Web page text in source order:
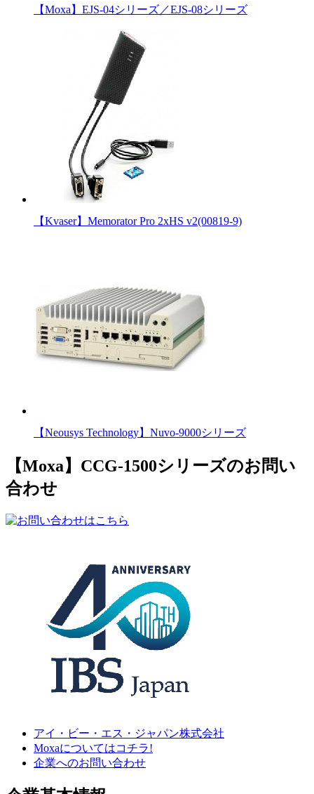
【Moxa】EJS-04シリーズ／EJS-08シリーズ
【Kvaser】Memorator Pro 2xHS v2(00819-9)
【Neousys Technology】Nuvo-9000シリーズ
【Moxa】CCG-1500シリーズのお問い
合わせ
アイ・ビー・エス・ジャパン株式会社
Moxaについてはコチラ!
企業へのお問い合わせ